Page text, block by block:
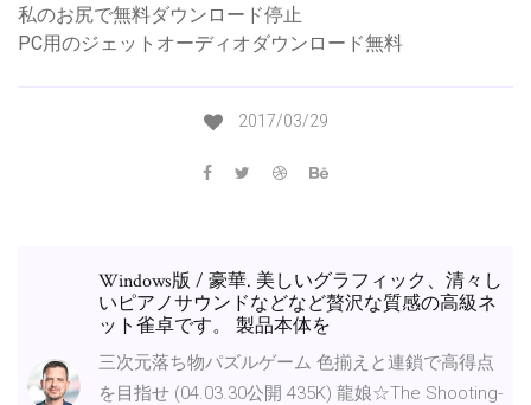
私のお尻で無料ダウンロード停止
PC用のジェットオーディオダウンロード無料
2017/03/29
Windows版 / 豪華. 美しいグラフィック、清々し
いピアノサウンドなどなど贅沢な質感の高級ネ
ット雀卓です。 製品本体を
三次元落ち物パズルゲーム 色揃えと連鎖で高得点
を目指せ (04.03.30公開 435K) 龍娘☆The Shooting-